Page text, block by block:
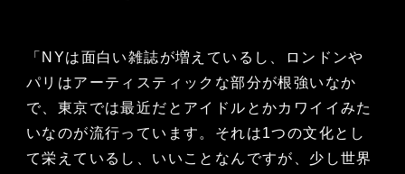
「NYは面白い雑誌が増えているし、ロンドンや
パリはアーティスティックな部分が根強いなか
で、東京では最近だとアイドルとかカワイイみた
いなのが流行っています。それは1つの文化とし
て栄えているし、いいことなんですが、少し世界